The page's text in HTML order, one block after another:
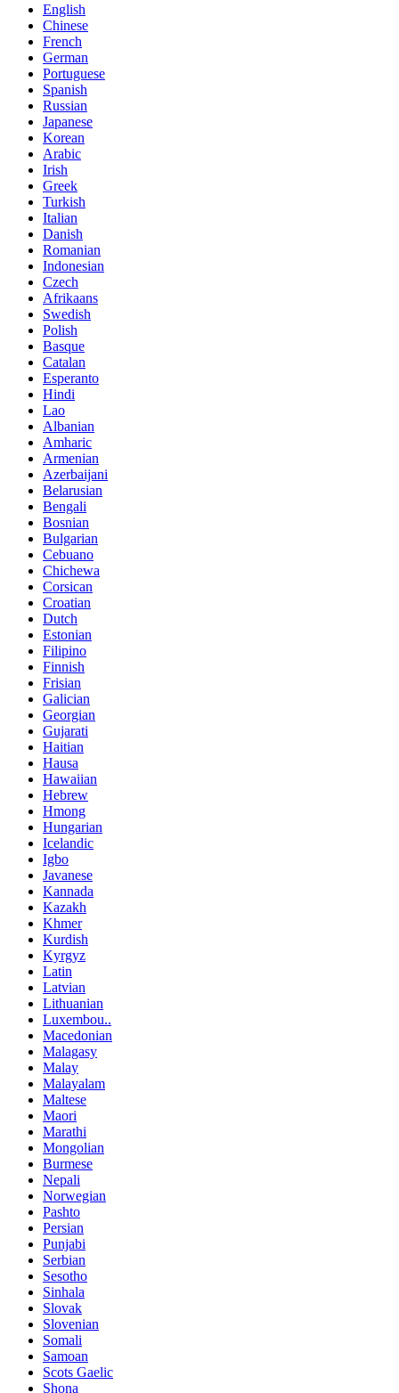
English
Chinese
French
German
Portuguese
Spanish
Russian
Japanese
Korean
Arabic
Irish
Greek
Turkish
Italian
Danish
Romanian
Indonesian
Czech
Afrikaans
Swedish
Polish
Basque
Catalan
Esperanto
Hindi
Lao
Albanian
Amharic
Armenian
Azerbaijani
Belarusian
Bengali
Bosnian
Bulgarian
Cebuano
Chichewa
Corsican
Croatian
Dutch
Estonian
Filipino
Finnish
Frisian
Galician
Georgian
Gujarati
Haitian
Hausa
Hawaiian
Hebrew
Hmong
Hungarian
Icelandic
Igbo
Javanese
Kannada
Kazakh
Khmer
Kurdish
Kyrgyz
Latin
Latvian
Lithuanian
Luxembou..
Macedonian
Malagasy
Malay
Malayalam
Maltese
Maori
Marathi
Mongolian
Burmese
Nepali
Norwegian
Pashto
Persian
Punjabi
Serbian
Sesotho
Sinhala
Slovak
Slovenian
Somali
Samoan
Scots Gaelic
Shona